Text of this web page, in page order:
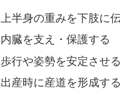
上半身の重みを下肢に
内臓を支え・保護する
歩行や姿勢を安定させる
出産時に産道を形成す